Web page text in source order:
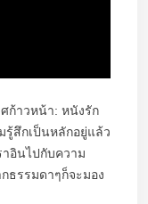
ก้าวหน้า: หนังรัก
รู้สึกเป็นหลักอยู่แล้ว
าอินไปกับความ
ธรรมดาๆก็จะมอง